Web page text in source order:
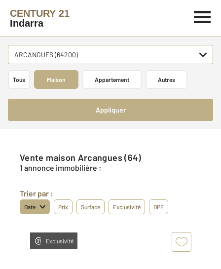
CENTURY 21
Indarra
ARCANGUES (64200)
Tous Maison Appartement Autres
Appliquer
Vente maison Arcangues (64)
1 annonce immobilière :
Trier par :
Date Prix Surface Exclusivité DPE
Exclusivité